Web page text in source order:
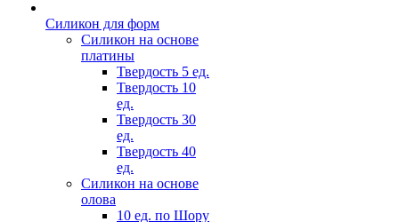
Силикон для форм
Силикон на основе
платины
Твердость 5 ед.
Твердость 10
ед.
Твердость 30
ед.
Твердость 40
ед.
Силикон на основе
олова
10 ед. по Шору